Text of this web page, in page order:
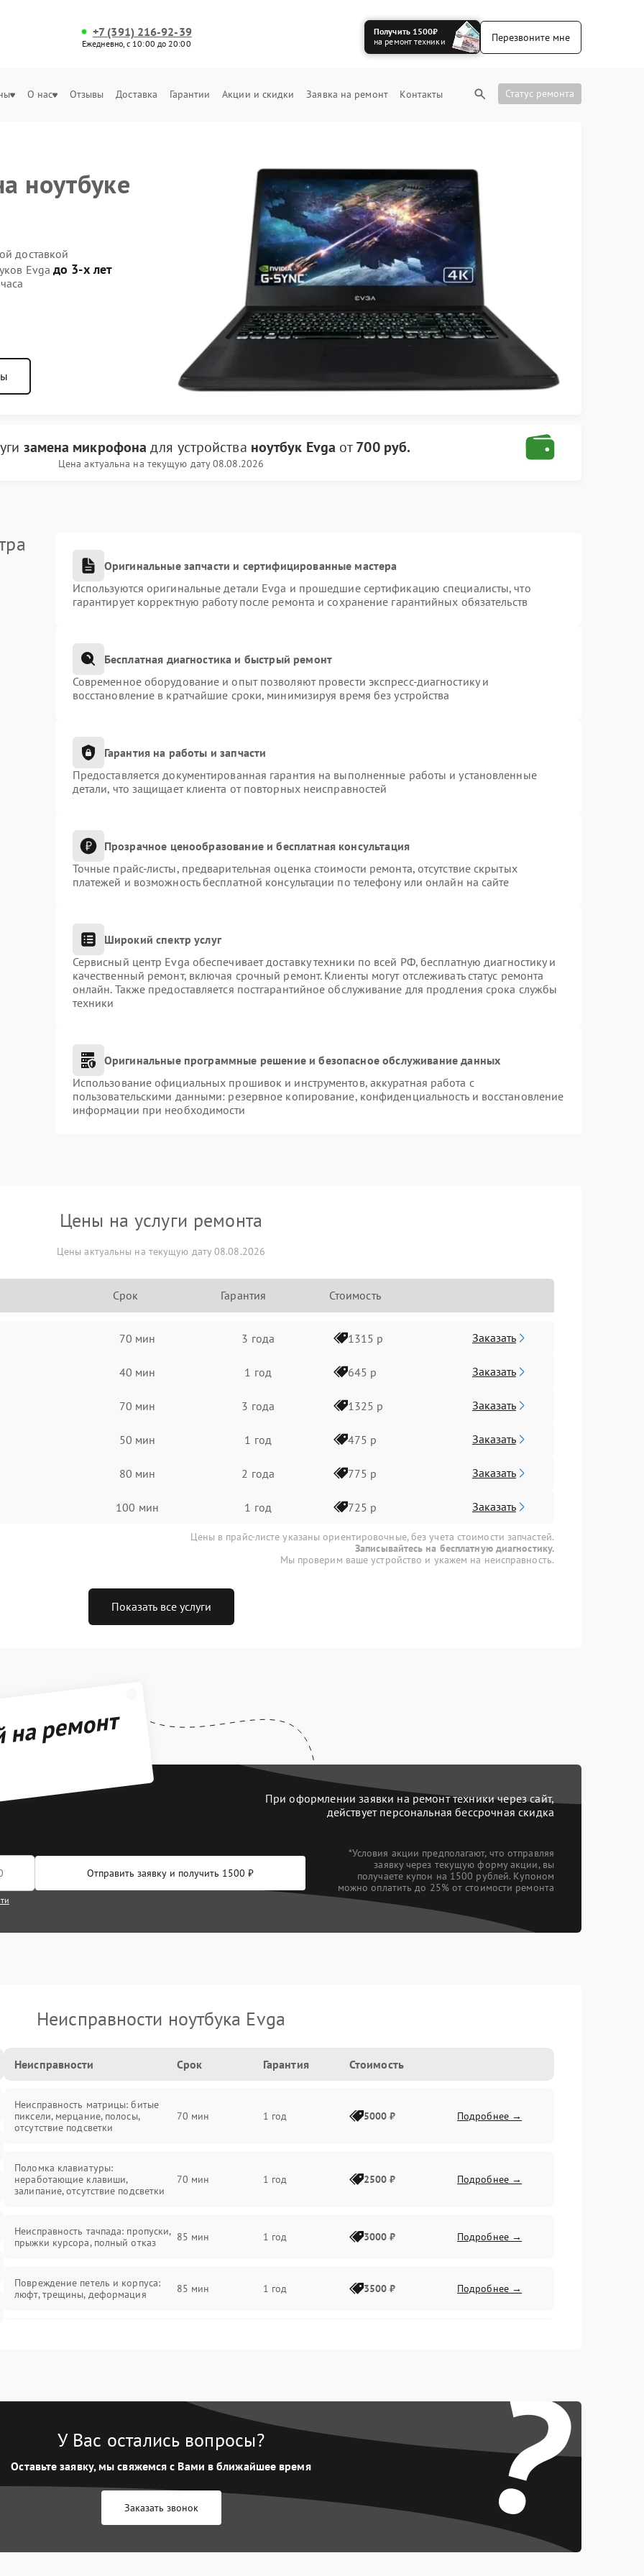
+7 (391) 216-92-39
Ежедневно, с 10:00 до 20:00
Получить 1500₽
на ремонт техники
Перезвоните мне
О нас Отзывы Доставка Гарантии Акции и скидки Заявка на ремонт Контакты Статус ремонта
ноутбуке
доставкой
Evga до 3-х лет
замена микрофона для устройства ноутбук Evga от700 руб.
Цена актуальна на текущую дату 08.08.2026
Оригинальные запчасти и сертифицированные мастера
Используются оригинальные детали Evga и прошедшие сертификацию специалисты, что
гарантирует корректную работу после ремонта и сохранение гарантийных обязательств
Бесплатная диагностика и быстрый ремонт
Современное оборудование и опыт позволяют провести экспресс-диагностику и
восстановление в кратчайшие сроки, минимизируя время без устройства
Гарантия на работы и запчасти
Предоставляется документированная гарантия на выполненные работы и установленные
детали, что защищает клиента от повторных неисправностей
Прозрачное ценообразование и бесплатная консультация
Точные прайс-листы, предварительная оценка стоимости ремонта, отсутствие скрытых
платежей и возможность бесплатной консультации по телефону или онлайн на сайте
Широкий спектр услуг
Сервисный центр Evga обеспечивает доставку техники по всей РФ, бесплатную диагностику и
качественный ремонт, включая срочный ремонт. Клиенты могут отслеживать статус ремонта
онлайн. Также предоставляется постгарантийное обслуживание для продления срока службы
техники
Оригинальные программные решение и безопасное обслуживание данных
Использование официальных прошивок и инструментов, аккуратная работа с
пользовательскими данными: резервное копирование, конфиденциальность и восстановление
информации при необходимости
Цены на услуги ремонта
Цены актуальны на текущую дату 08.08.2026
Срок Гарантия Стоимость
70 мин 3 года 1315 р Заказать
40 мин 1 год 645 р Заказать
70 мин 3 года 1325 р Заказать
50 мин 1 год 475 р Заказать
80 мин 2 года 775 р Заказать
100 мин 1 год 725 р Заказать
Цены в прайс-листе указаны ориентировочные, без учета стоимости запчастей.
Записывайтесь на бесплатную диагностику.
Мы проверим ваше устройство и укажем на неисправность.
Показать все услуги
ремонт
При оформлении заявки на ремонт техники через сайт,
действует персональная бессрочная скидка
Отправить заявку и получить 1500 ₽
*Условия акции предполагают, что отправляя
заявку через текущую форму акции, вы
получаете купон на 1500 рублей. Купоном
можно оплатить до 25% от стоимости ремонта
Неисправности ноутбука Evga
Неисправности Срок Гарантия Стоимость
Неисправность матрицы: битые
пиксели, мерцание, полосы,
отсутствие подсветки
70 мин 1 год 5000 ₽ Подробнее →
Поломка клавиатуры:
неработающие клавиши,
залипание, отсутствие подсветки
70 мин 1 год 2500 ₽ Подробнее →
Неисправность тачпада: пропуски,
прыжки курсора, полный отказ
85 мин 1 год 3000 ₽ Подробнее →
Повреждение петель и корпуса:
люфт, трещины, деформация
85 мин 1 год 3500 ₽ Подробнее →
85 мин 1 год 2000 ₽ Подробнее →
Перегрев из‑за пыли, износа
термопасты или неисправности
кулера
75 мин Подробнее →
Выход из строя SSD или HDD:
медленная загрузка, ошибки
80 мин Подробнее →
?
У Вас остались вопросы?
Оставьте заявку, мы свяжемся с Вами в ближайшее время
Заказать звонок